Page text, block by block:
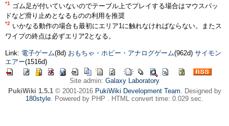
*1
ゴム足が付いていないのでテーブル上でプレイする場合はマウスパッ
ドなど滑り止めとなるものの利用を推奨
*2 いかなる動作の場合も最初にエリア1に触れなければならない。またス
ワイプの終点は必ずエリア2となる。
Link: 電子ゲーム(8d) おもちゃ・ホビー・アナログゲーム(962d) サイモン
エアー(1516d)
Site admin: Galaxy Laboratory
PukiWiki 1.5.1© 2001-2016 PukiWiki Development Team . Designed by
180style . Powered by PHP . HTML convert time: 0.029 sec.